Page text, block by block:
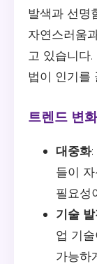
발색과 선명
자연스러움
고 있습니다.
법이 인기를
트렌드 변
대중화
들이
필요성
기술 발
업 기
가능하